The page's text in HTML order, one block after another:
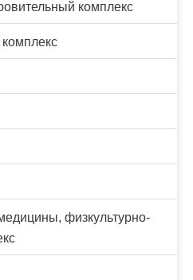
комплекс
физкультурно-